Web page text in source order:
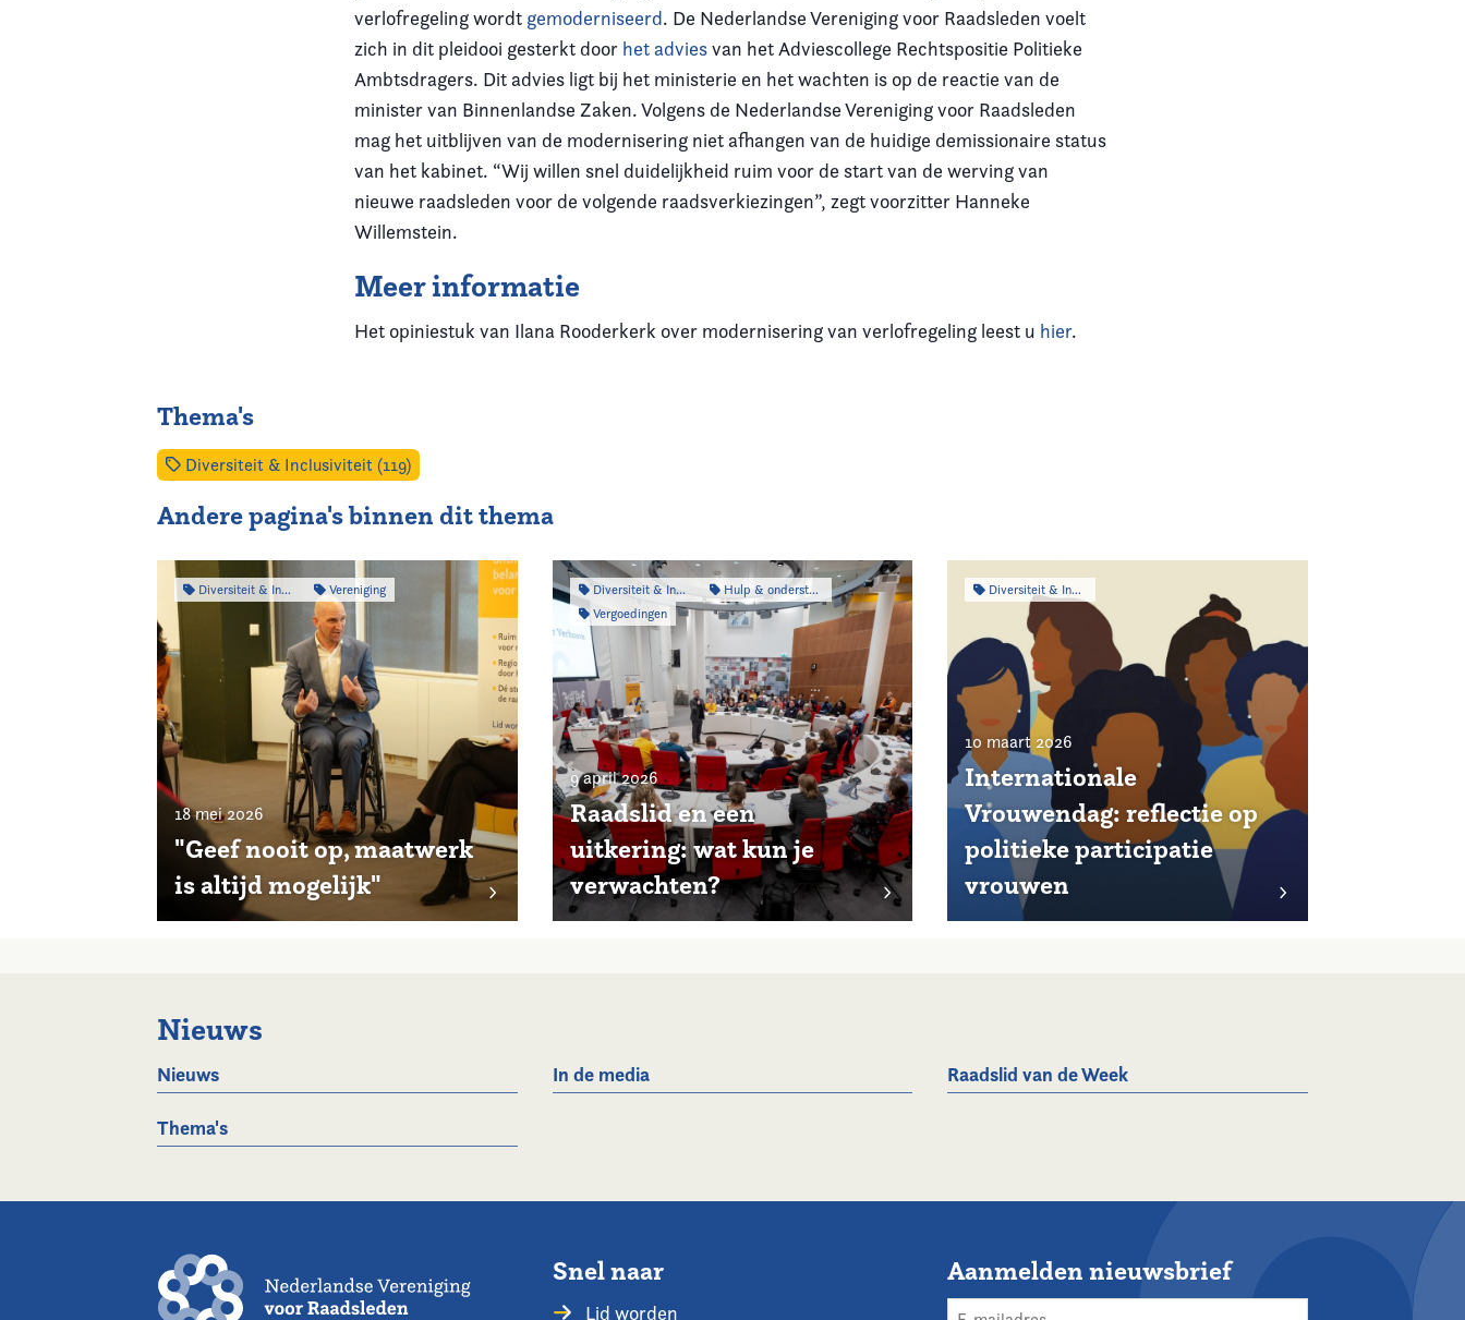
verlofregeling wordt gemoderniseerd. De Nederlandse Vereniging voor Raadsleden voelt
zich in dit pleidooi gesterkt door het adviesvan het Adviescollege Rechtspositie Politieke
Ambtsdragers. Dit advies ligt bij het ministerie en het wachten is op de reactie van de
minister van Binnenlandse Zaken. Volgens de Nederlandse Vereniging voor Raadsleden
mag het uitblijven van de modernisering niet afhangen van de huidige demissionaire status
van het kabinet. “Wij willen snel duidelijkheid ruim voor de start van de werving van
nieuwe raadsleden voor de volgende raadsverkiezingen”, zegt voorzitter Hanneke
Willemstein.
Meer informatie
Het opiniestuk van Ilana Rooderkerk over modernisering van verlofregeling leest u hier.
Thema's
Diversiteit & Inclusiviteit (119)
Andere pagina's binnen dit thema
Diversiteit & Inclusiviteit Vereniging
18 mei 2026
"Geef nooit op, maatwerk
is altijd mogelijk"
Diversiteit & Inclusiviteit
Hulp & ondersteuning
Vergoedingen
9 april 2026
Raadslid en een
uitkering: wat kun je
verwachten?
Diversiteit & Inclusiviteit
10 maart 2026
Internationale
Vrouwendag: reflectie op
politieke participatie
vrouwen
Nieuws
Nieuws In de media Raadslid van de Week
Thema's
Snel naar
Lid worden
Aanmelden nieuwsbrief